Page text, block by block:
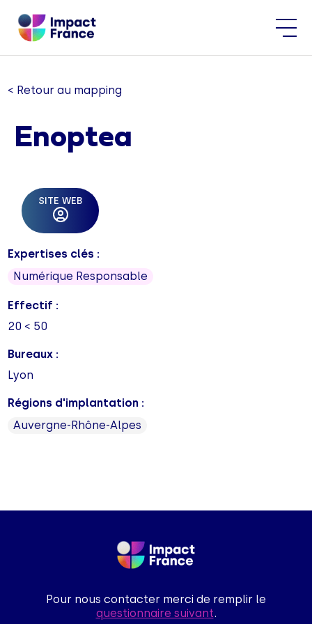
< Retour au mapping
Enoptea
SITE WEB
Expertises clés :
Numérique Responsable
Effectif :
20 < 50
Bureaux :
Lyon
Régions d'implantation :
Auvergne-Rhône-Alpes
Pour nous contacter merci de remplir le
questionnaire suivant.